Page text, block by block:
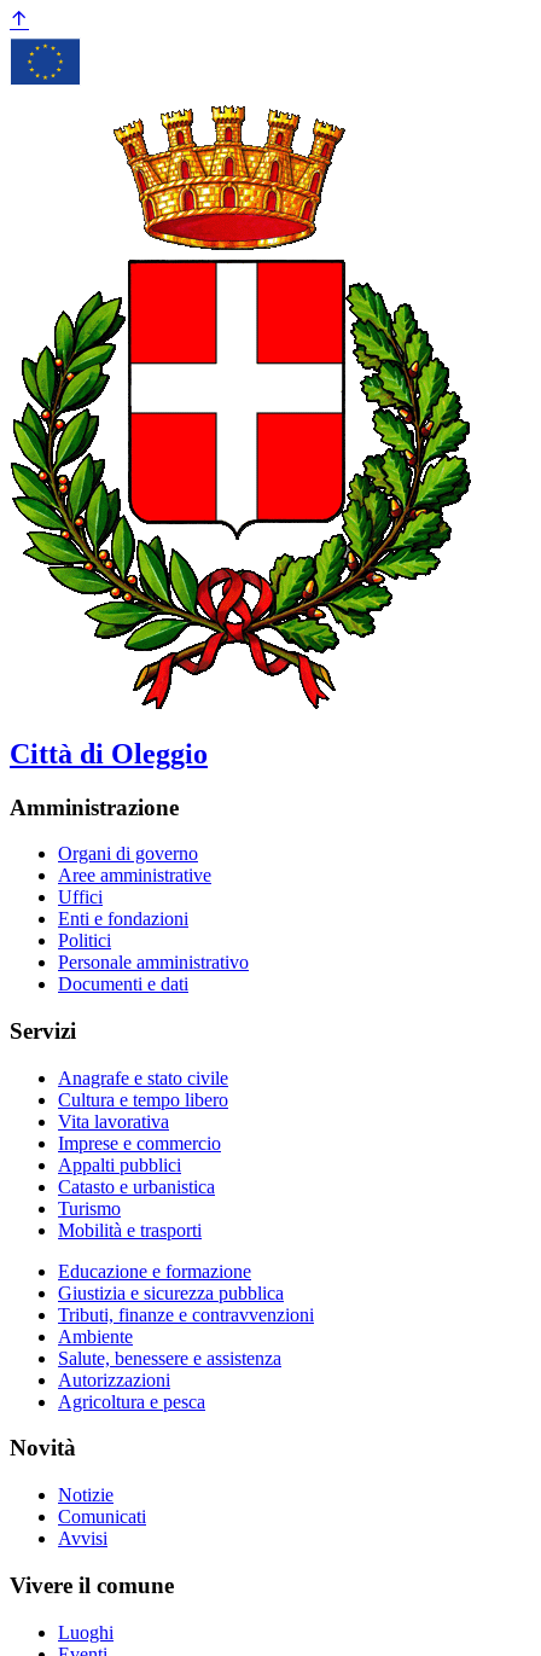
Città di Oleggio
Amministrazione
Organi di governo
Aree amministrative
Uffici
Enti e fondazioni
Politici
Personale amministrativo
Documenti e dati
Servizi
Anagrafe e stato civile
Cultura e tempo libero
Vita lavorativa
Imprese e commercio
Appalti pubblici
Catasto e urbanistica
Turismo
Mobilità e trasporti
Educazione e formazione
Giustizia e sicurezza pubblica
Tributi, finanze e contravvenzioni
Ambiente
Salute, benessere e assistenza
Autorizzazioni
Agricoltura e pesca
Novità
Notizie
Comunicati
Avvisi
Vivere il comune
Luoghi